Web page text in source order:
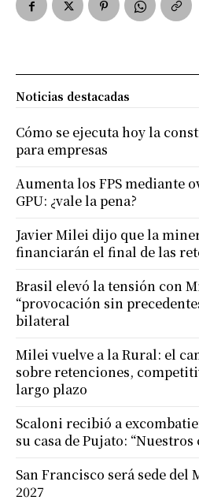
Noticias destacadas
Cómo se ejecuta hoy la
para empresas
Aumenta los FPS mediante
GPU: ¿vale la pena?
Javier Milei dijo que la
financiarán el final de las
Brasil elevó la tensión con
“provocación sin
bilateral
Milei vuelve a la Rural: el
sobre retenciones,
largo plazo
Scaloni recibió a
su casa de Pujato:
San Francisco será sede del
2027